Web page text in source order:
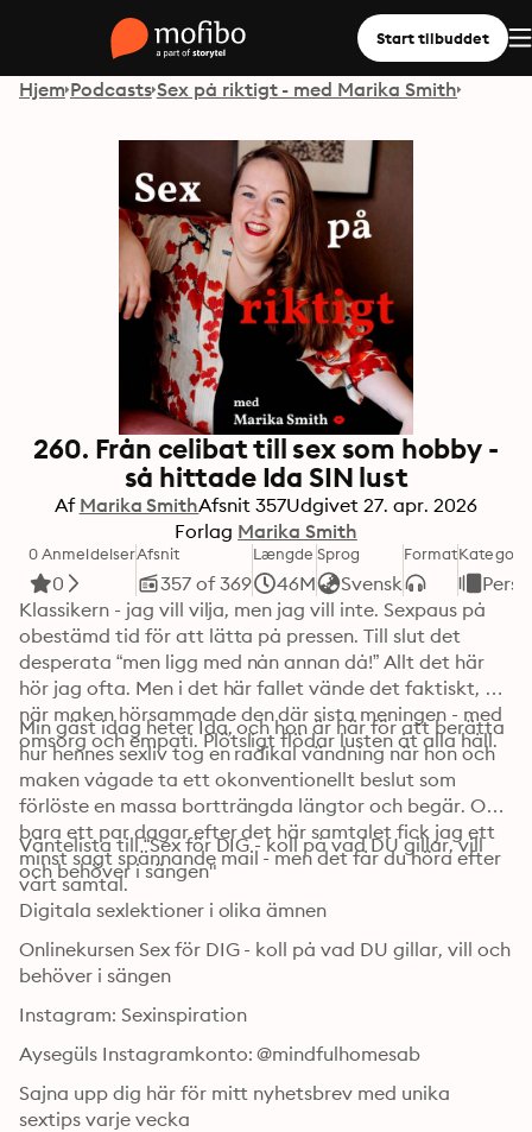
Start tilbuddet
Hjem Podcasts Sex på riktigt - med Marika Smith
260. Från celibat till sex som hobby -
så hittade Ida SIN lust
Af Marika SmithAfsnit 357Udgivet 27. apr. 2026
Forlag Marika Smith
0 Anmeldelser
0
Afsnit
357 of 369
Længde
46M
Sprog
Svensk
FormatKategori
Klassikern - jag vill vilja, men jag vill inte. Sexpaus på
obestämd tid för att lätta på pressen. Till slut det
desperata “men ligg med nån annan då!” Allt det här
hör jag ofta. Men i det här fallet vände det faktiskt,
när maken hörsammade den där sista meningen - med
omsorg och empati. Plötsligt flödar lusten åt alla håll.
Min gäst idag heter Ida, och hon är här för att berätta
hur hennes sexliv tog en radikal vändning när hon och
maken vågade ta ett okonventionellt beslut som
förlöste en massa bortträngda längtor och begär. Och
bara ett par dagar efter det här samtalet fick jag ett
minst sagt spännande mail - men det får du höra efter
vårt samtal.
Väntelista till “Sex för DIG - koll på vad DU gillar, vill
och behöver i sängen"
Digitala sexlektioner i olika ämnen
Onlinekursen Sex för DIG - koll på vad DU gillar, vill och
behöver i sängen
Instagram: Sexinspiration
Aysegüls Instagramkonto: @mindfulhomesab
Sajna upp dig här för mitt nyhetsbrev med unika
sextips varje vecka